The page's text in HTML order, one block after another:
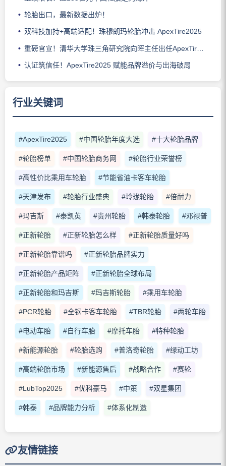
轮胎出口，最新数据出炉！
双科技加持+高端适配！珠穆朗玛轮胎冲击 ApexTire2025
重磅官宣！清华大学珠三角研究院向晖主任出任ApexTire2025荣誉导师
认证筑信任！ApexTire2025 赋能品牌溢价与出海破局
行业关键词
#ApexTire2025 #中国轮胎年度大选 #十大轮胎品牌
#轮胎榜单 #中国轮胎商务网 #轮胎行业荣誉榜
#高性价比乘用车轮胎 #节能省油卡客车轮胎
#天津发布 #轮胎行业盛典 #玲珑轮胎 #倍耐力
#玛吉斯 #泰凯英 #贵州轮胎 #韩泰轮胎 #邓禄普
#正新轮胎 #正新轮胎怎么样 #正新轮胎质量好吗
#正新轮胎靠谱吗 #正新轮胎品牌实力
#正新轮胎产品矩阵 #正新轮胎全球布局
#正新轮胎和玛吉斯 #玛吉斯轮胎 #乘用车轮胎
#PCR轮胎 #全钢卡客车轮胎 #TBR轮胎 #两轮车胎
#电动车胎 #自行车胎 #摩托车胎 #特种轮胎
#新能源轮胎 #轮胎选购 #普洛奇轮胎 #绿动工坊
#高端轮胎市场 #新能源售后 #战略合作 #赛轮
#LubTop2025 #优科豪马 #中策 #双星集团
#韩泰 #品牌能力分析 #体系化制造
友情链接